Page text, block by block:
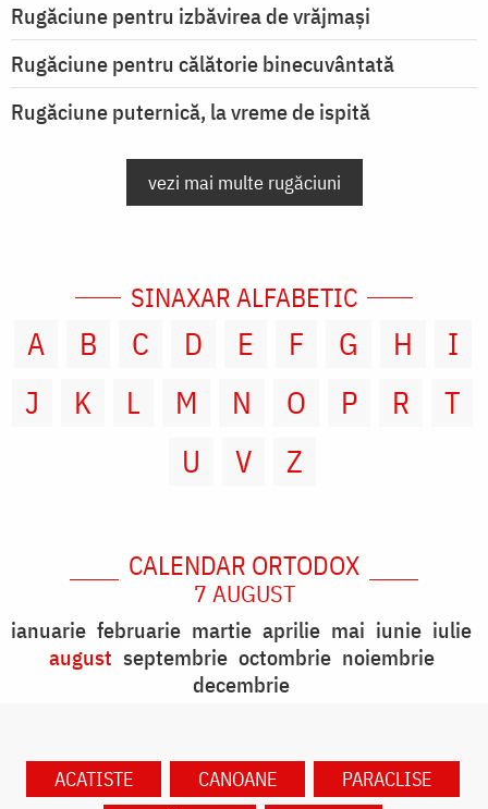
Rugăciune pentru izbăvirea de vrăjmași
Rugăciune pentru călătorie binecuvântată
Rugăciune puternică, la vreme de ispită
vezi mai multe rugăciuni
SINAXAR ALFABETIC
A B C D E F G H
I
J
K L M N O P R
T
U
V Z
CALENDAR ORTODOX
7 AUGUST
ianuarie februarie martie aprilie mai iunie iulie
august septembrie octombrie noiembrie
decembrie
ACATISTE CANOANE
PARACLISE